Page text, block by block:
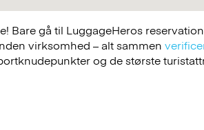
gå til LuggageHeros
virksomhed – alt sammen
og de største